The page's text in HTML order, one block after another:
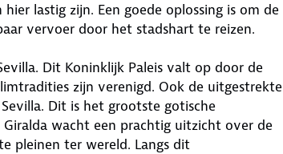
lastig zijn. Een goede oplossing is om de
vervoer door het stadshart te reizen.
Dit Koninklijk Paleis valt op door de
zijn verenigd. Ook de uitgestrekte
Dit is het grootste gotische
wacht een prachtig uitzicht over de
pleinen ter wereld. Langs dit